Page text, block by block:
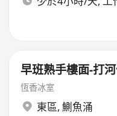
早班熟手樓面-打
恆香冰室
東區, 鰂魚涌